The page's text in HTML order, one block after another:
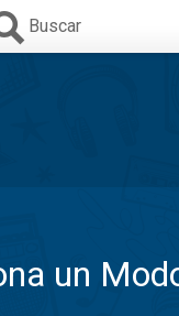
Buscar
un